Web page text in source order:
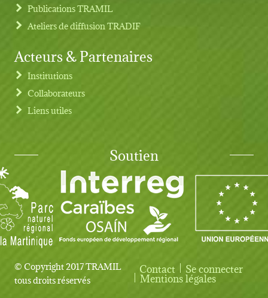
Publications TRAMIL
Ateliers de diffusion TRADIF
Acteurs & Partenaires
Institutions
Collaborateurs
Liens utiles
Soutien
© Copyright 2017 TRAMIL
tous droits réservés
User account menu
Contact Se connecter
Mentions légales